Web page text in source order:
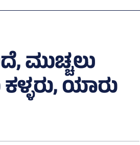
ಮುಚ್ಚಲು
ಯಾರು